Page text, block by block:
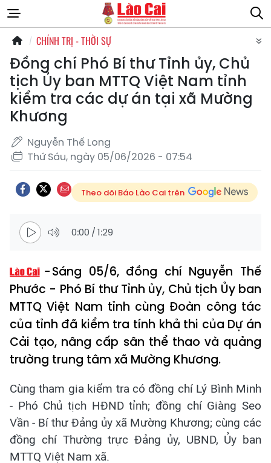
CHÍNH TRỊ - THỜI SỰ
Đồng chí Phó Bí thư Tỉnh ủy, Chủ
tịch Ủy ban MTTQ Việt Nam tỉnh
kiểm tra các dự án tại xã Mường
Khương
Nguyễn Thế Long
Thứ Sáu, ngày 05/06/2026 - 07:54
Theo dõi Báo Lào Cai trên
0:00 /1:29
Sáng 05/6, đồng chí Nguyễn Thế
Phước - Phó Bí thư Tỉnh ủy, Chủ tịch Ủy ban
MTTQ Việt Nam tỉnh cùng Đoàn công tác
của tỉnh đã kiểm tra tính khả thi của Dự án
Cải tạo, nâng cấp sân thể thao và quảng
trường trung tâm xã Mường Khương.
Cùng tham gia kiểm tra có đồng chí Lý Bình Minh
- Phó Chủ tịch HĐND tỉnh; đồng chí Giàng Seo
Vần - Bí thư Đảng ủy xã Mường Khương; cùng các
đồng chí Thường trực Đảng ủy, UBND, Ủy ban
MTTQ Việt Nam xã.